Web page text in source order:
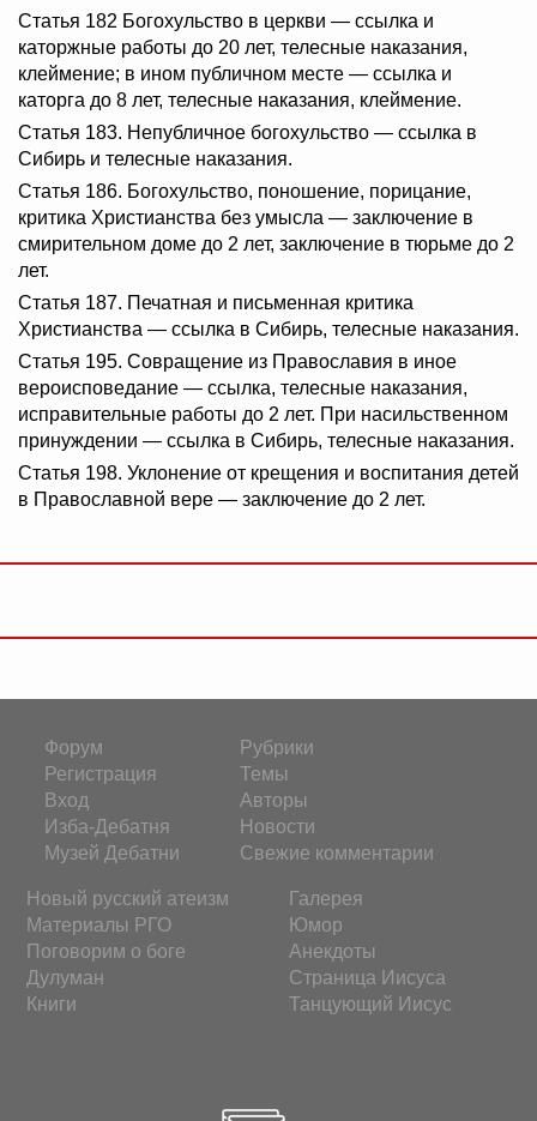
Статья 182 Богохульство в церкви — ссылка и
каторжные работы до 20 лет, телесные наказания,
клеймение; в ином публичном месте — ссылка и
каторга до 8 лет, телесные наказания, клеймение.
Статья 183. Непубличное богохульство — ссылка в
Сибирь и телесные наказания.
Статья 186. Богохульство, поношение, порицание,
критика Христианства без умысла — заключение в
смирительном доме до 2 лет, заключение в тюрьме до 2
лет.
Статья 187. Печатная и письменная критика
Христианства — ссылка в Сибирь, телесные наказания.
Статья 195. Совращение из Православия в иное
вероисповедание — ссылка, телесные наказания,
исправительные работы до 2 лет. При насильственном
принуждении — ссылка в Сибирь, телесные наказания.
Статья 198. Уклонение от крещения и воспитания детей
в Православной вере — заключение до 2 лет.
Форум
Регистрация
Вход
Изба-Дебатня
Музей Дебатни
Рубрики
Темы
Авторы
Новости
Свежие комментарии
Новый русский атеизм
Материалы РГО
Поговорим о боге
Дулуман
Книги
Галерея
Юмор
Анекдоты
Страница Иисуса
Танцующий Иисус